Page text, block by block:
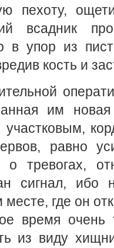
пехоту,
всадник
в упор из
кость и
им
участковым,
равно
о тревогах,
сигнал, ибо
где он
время очень
из виду